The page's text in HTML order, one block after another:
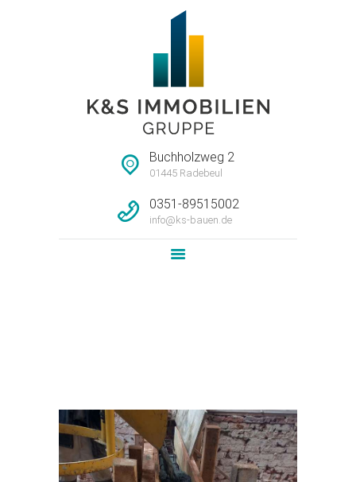
Buchholzweg 2
01445 Radebeul
0351-89515002
info@ks-bauen.de
STARTSEITE
HAUSMEISTERSERVI
UNTERNEHMEN
IMMOBILIEN
LEISTUNG
NEWS